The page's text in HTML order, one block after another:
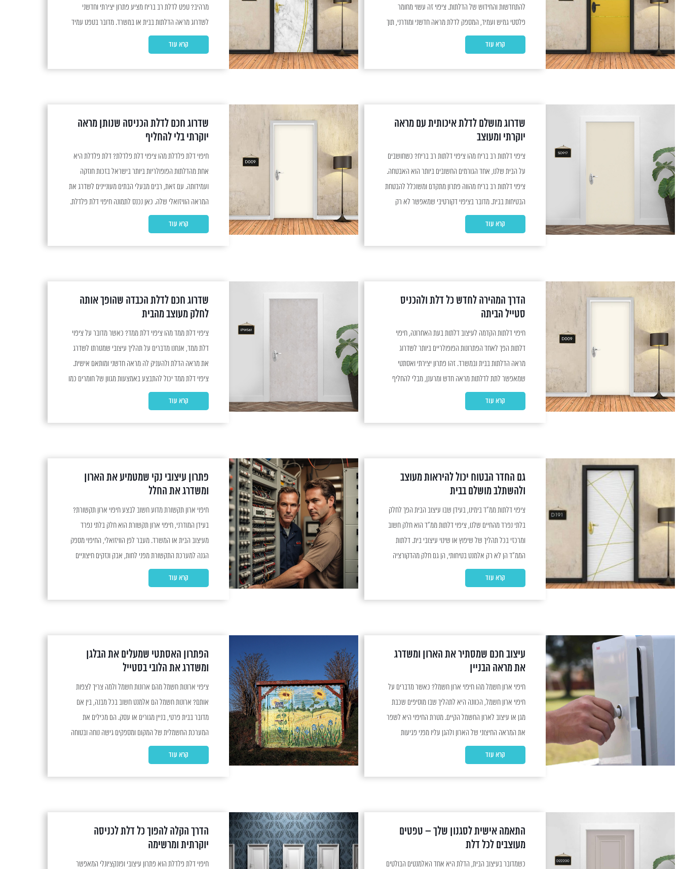
להתחדשות והחידוש של הדלתות. ציפוי זה עשוי מחומר
פלסטי גמיש ועמיד, המספק לדלת מראה חדשני ומודרני, תוך
מביא עמו יתרונות...
קרא עוד
מרהיב? טפט לדלת רב בריח מציע פתרון יצירתי וחדשני
לשדרוג מראה הדלתות בבית או במשרד. מדובר בטפט עמיד
המותאם במיוחד לדלתות רב בריח, שמאפשר להוסיף צבע,
דוגמא או טקסטורה לכל דלת. יתרונות השימוש...
קרא עוד
שדרוג מושלם לדלת איכותית עם מראה
יוקרתי ומעוצב
ציפוי דלתות רב בריח מהו ציפוי דלתות רב בריח? כשחושבים
על הבית שלנו, אחד הגורמים החשובים ביותר הוא האבטחה.
ציפוי דלתות רב בריח מהווה פתרון מתקדם ומשוכלל להבטחת
הבטיחות בבית. מדובר בציפוי דקורטיבי שמאפשר לא רק
להגן על הבית מפני פריצות, אלא גם להעניק לו מראה
חדשני ונעים לעין. יתרונות הציפוי ציפוי דלתות רב...
קרא עוד
שדרוג חכם לדלת הכניסה שנותן מראה
יוקרתי בלי להחליף
חיפוי דלת פלדלת מהו ציפוי דלת פלדלת? דלת פלדלת היא
אחת מהדלתות הפופולריות ביותר בישראל בזכות חוזקה
ועמידותה. עם זאת, רבים מבעלי הבתים מעוניינים לשדרג את
המראה הוויזואלי שלה. כאן נכנס לתמונה חיפוי דלת פלדלת.
חיפוי זה מאפשר לשדרג את המראה החיצוני של הדלת
פלדלת...
קרא עוד
הדרך המהירה לחדש כל דלת ולהכניס
סטייל הביתה
חיפוי דלתות הקדמה לעיצוב דלתות בעת האחרונה, חיפוי
דלתות הפך לאחד הפתרונות הפופולריים ביותר לשדרוג
מראה הדלתות בבית ובמשרד. זהו פתרון יצירתי ואסתטי
שמאפשר לתת לדלתות מראה חדש ומרענן, מבלי להחליף
לשימוש בחיפוי דלתות. בין היתר, מדובר בפתרון חסכוני
שמאפשר לשדרג את מראה הדלתות מבלי...
קרא עוד
שדרוג חכם לדלת הכבדה שהופך אותה
לחלק מעוצב מהבית
ציפוי דלת ממד מהו ציפוי דלת ממד? כאשר מדובר על ציפוי
דלת ממד, אנחנו מדברים על תהליך עיצובי שמטרתו לשדרג
את מראה הדלת ולהעניק לה מראה חדשני ומותאם אישית.
ציפוי דלת ממד יכול להתבצע באמצעות מגוון של חומרים כמו
דלת ממד ישנם מספר יתרונות בולטים...
קרא עוד
גם החדר הבטוח יכול להיראות מעוצב
ולהשתלב מושלם בבית
ציפוי דלתות ממ"ד בימינו, בעידן שבו עיצוב הבית הפך לחלק
בלתי נפרד מהחיים שלנו, ציפוי דלתות ממ"ד הוא חלק חשוב
ומרכזי בכל תהליך של שיפוץ או שינוי עיצובי בית. דלתות
הממ"ד הן לא רק אלמנט בטיחותי, הן גם חלק מהדקורציה
כלל מגיעות בעיצוב סטנדרטי...
קרא עוד
פתרון עיצובי נקי שמטמיע את הארון
ומשדרג את החלל
חיפוי ארון תקשורת מדוע חשוב לבצע חיפוי ארון תקשורת?
בעידן המודרני, חיפוי ארון תקשורת הוא חלק בלתי נפרד
מעיצוב הבית או המשרד. מעבר לפן הוויזואלי, החיפוי מספק
הגנה למערכת התקשורת מפני לחות, אבק ונזקים חיצוניים
אחרים. ארון תקשורת הוא המקום שבו מתרכזים כל כבלי
התקשורת, ולכן חשוב להבטיח שהוא ישמר נקי ומוגן. עיצוב...
קרא עוד
עיצוב חכם שמסתיר את הארון ומשדרג
את מראה הבניין
חיפוי ארון חשמל מהו חיפוי ארון חשמל? כאשר מדברים על
חיפוי ארון חשמל, הכוונה היא לתהליך שבו מוסיפים שכבת
מגן או עיצוב לארון החשמל הקיים. מטרת החיפוי היא לשפר
את המראה החיצוני של הארון ולהגן עליו מפני פגיעות
וסכנות חיצוניות. חיפוי ארון חשמל יכול להיות עשוי מחומרים
מגוונים כמו עץ, פלסטיק, או...
קרא עוד
הפתרון האסתטי שמעלים את הבלגן
ומשדרג את הלובי בסטייל
ציפוי ארונות חשמל מהם ארונות חשמל ולמה צריך לצפות
אותם? ארונות חשמל הם אלמנט חשוב בכל מבנה, בין אם
מדובר בבית פרטי, בניין מגורים או עסק. הם מכילים את
המערכת החשמלית של המקום ומספקים גישה נוחה ובטוחה
למערכת זו. ציפוי ארונות חשמל הוא תהליך שמטרתו לשפר
את המראה החזותי של הארון, להגן...
קרא עוד
התאמה אישית לסגנון שלך – טפטים
מעוצבים לכל דלת
כשמדובר בעיצוב הבית, הדלת היא אחד האלמנטים הבולטים
הדרך הקלה להפוך כל דלת לכניסה
יוקרתית ומרשימה
חיפוי דלת פלדלת הוא פתרון עיצובי ופונקציונלי המאפשר